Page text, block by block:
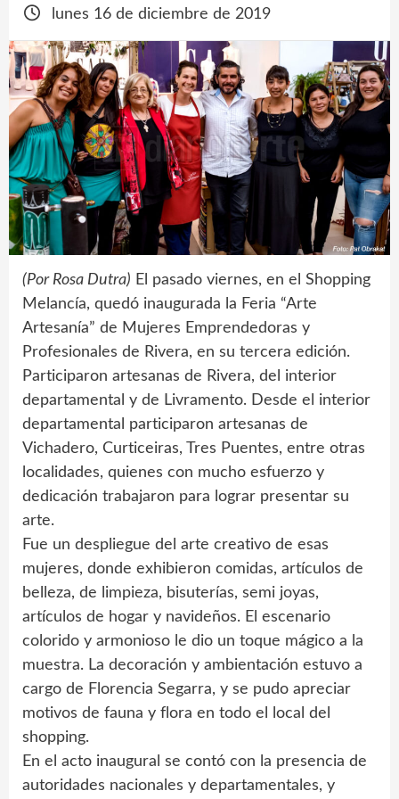
lunes 16 de diciembre de 2019
(Por Rosa Dutra) El pasado viernes, en el Shopping
Melancía, quedó inaugurada la Feria “Arte
Artesanía” de Mujeres Emprendedoras y
Profesionales de Rivera, en su tercera edición.
Participaron artesanas de Rivera, del interior
departamental y de Livramento. Desde el interior
departamental participaron artesanas de
Vichadero, Curticeiras, Tres Puentes, entre otras
localidades, quienes con mucho esfuerzo y
dedicación trabajaron para lograr presentar su
arte.
Fue un despliegue del arte creativo de esas
mujeres, donde exhibieron comidas, artículos de
belleza, de limpieza, bisuterías, semi joyas,
artículos de hogar y navideños. El escenario
colorido y armonioso le dio un toque mágico a la
muestra. La decoración y ambientación estuvo a
cargo de Florencia Segarra, y se pudo apreciar
motivos de fauna y flora en todo el local del
shopping.
En el acto inaugural se contó con la presencia de
autoridades nacionales y departamentales, y